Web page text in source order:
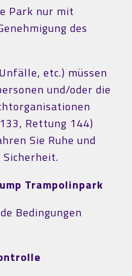
Park nur mit
des
etc.) müssen
und/oder die
Rettung 144)
Sie Ruhe und
Trampolinpark
Bedingungen